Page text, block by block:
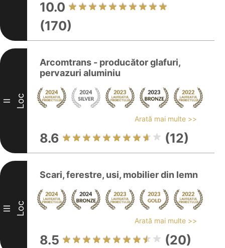
10.0
(170)
II Loc
Arcomtrans - producător glafuri,
pervazuri aluminiu
Arată mai multe >>
8.6 (12)
III Loc
Scari, ferestre, usi, mobilier din lemn
Arată mai multe >>
8.5 (20)